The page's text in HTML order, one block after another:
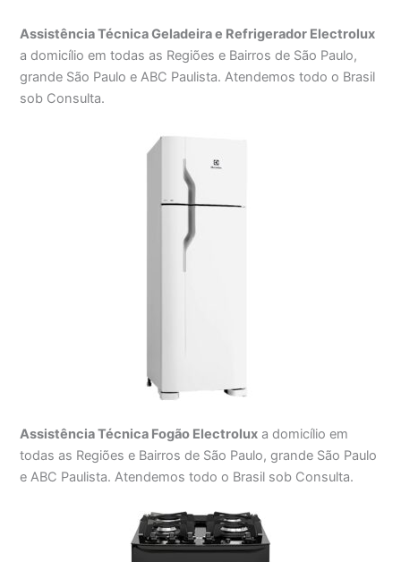
Assistência Técnica Geladeira e Refrigerador Electrolux
a domicílio em todas as Regiões e Bairros de São Paulo,
grande São Paulo e ABC Paulista. Atendemos todo o Brasil
sob Consulta.
Assistência Técnica Fogão Electrolux a domicílio em
todas as Regiões e Bairros de São Paulo, grande São Paulo
e ABC Paulista. Atendemos todo o Brasil sob Consulta.